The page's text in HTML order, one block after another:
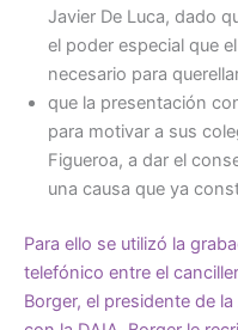
Javier De Luca, dado
el poder especial que
necesario para
que la presentación
para motivar a sus
Figueroa, a dar el
una causa que ya
Para ello se utilizó la
telefónico entre el
Borger, el presidente de